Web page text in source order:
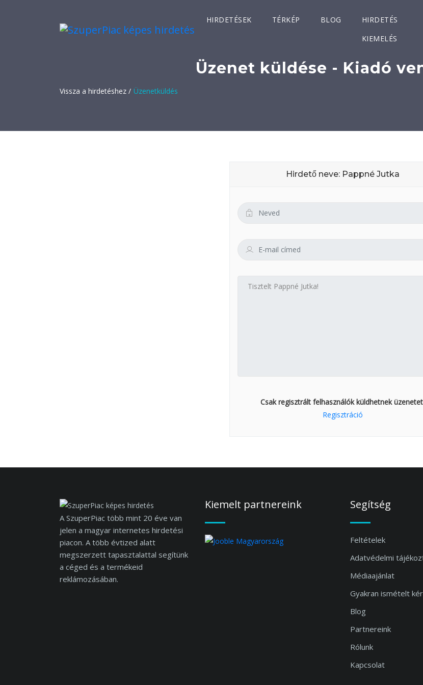
HIRDETÉSEK TÉRKÉP BLOG
HIRDETÉS
KIEMELÉS
Üzenet küldése - Kiadó
Vissza a hirdetéshez / Üzenetküldés
Hirdető neve: Pappné Jutka
Csak regisztrált felhasználók küldhetnek
Regisztráció
A SzuperPiac több mint 20 éve van
jelen a magyar internetes hirdetési
piacon. A több évtized alatt
megszerzett tapasztalattal segítünk
a céged és a termékeid
reklámozásában.
Kiemelt partnereink Segítség
Feltételek
Adatvédelmi
Médiaajánlat
Gyakran ismételt
Blog
Partnereink
Rólunk
Kapcsolat